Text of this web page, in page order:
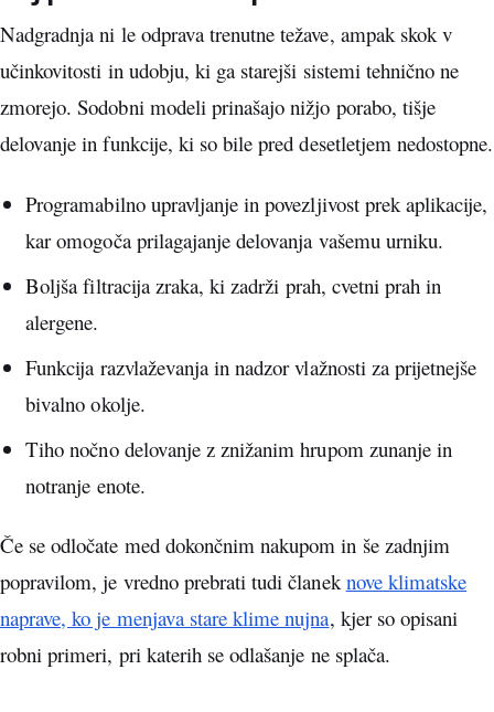
Nadgradnja ni le odprava trenutne težave, ampak skok v
učinkovitosti in udobju, ki ga starejši sistemi tehnično ne
zmorejo. Sodobni modeli prinašajo nižjo porabo, tišje
delovanje in funkcije, ki so bile pred desetletjem nedostopne.
Programabilno upravljanje in povezljivost prek aplikacije,
kar omogoča prilagajanje delovanja vašemu urniku.
Boljša filtracija zraka, ki zadrži prah, cvetni prah in
alergene.
Funkcija razvlaževanja in nadzor vlažnosti za prijetnejše
bivalno okolje.
Tiho nočno delovanje z znižanim hrupom zunanje in
notranje enote.
Če se odločate med dokončnim nakupom in še zadnjim
popravilom, je vredno prebrati tudi članeknove klimatske
naprave, ko je menjava stare klime nujna, kjer so opisani
robni primeri, pri katerih se odlašanje ne splača.